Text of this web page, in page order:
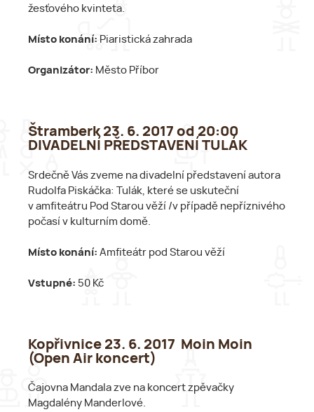
žesťového kvinteta.
Místo konání: Piaristická zahrada
Organizátor: Město Příbor
Štramberk 23. 6. 2017 od 20:00
DIVADELNÍ PŘEDSTAVENÍ TULÁK
Srdečně Vás zveme na divadelní představení autora
Rudolfa Piskáčka: Tulák, které se uskuteční
v amfiteátru Pod Starou věží /v případě nepříznivého
počasí v kulturním domě.
Místo konání: Amfiteátr pod Starou věží
Vstupné: 50 Kč
Kopřivnice 23. 6. 2017 Moin Moin
(Open Air koncert)
Čajovna Mandala zve na koncert zpěvačky
Magdalény Manderlové.